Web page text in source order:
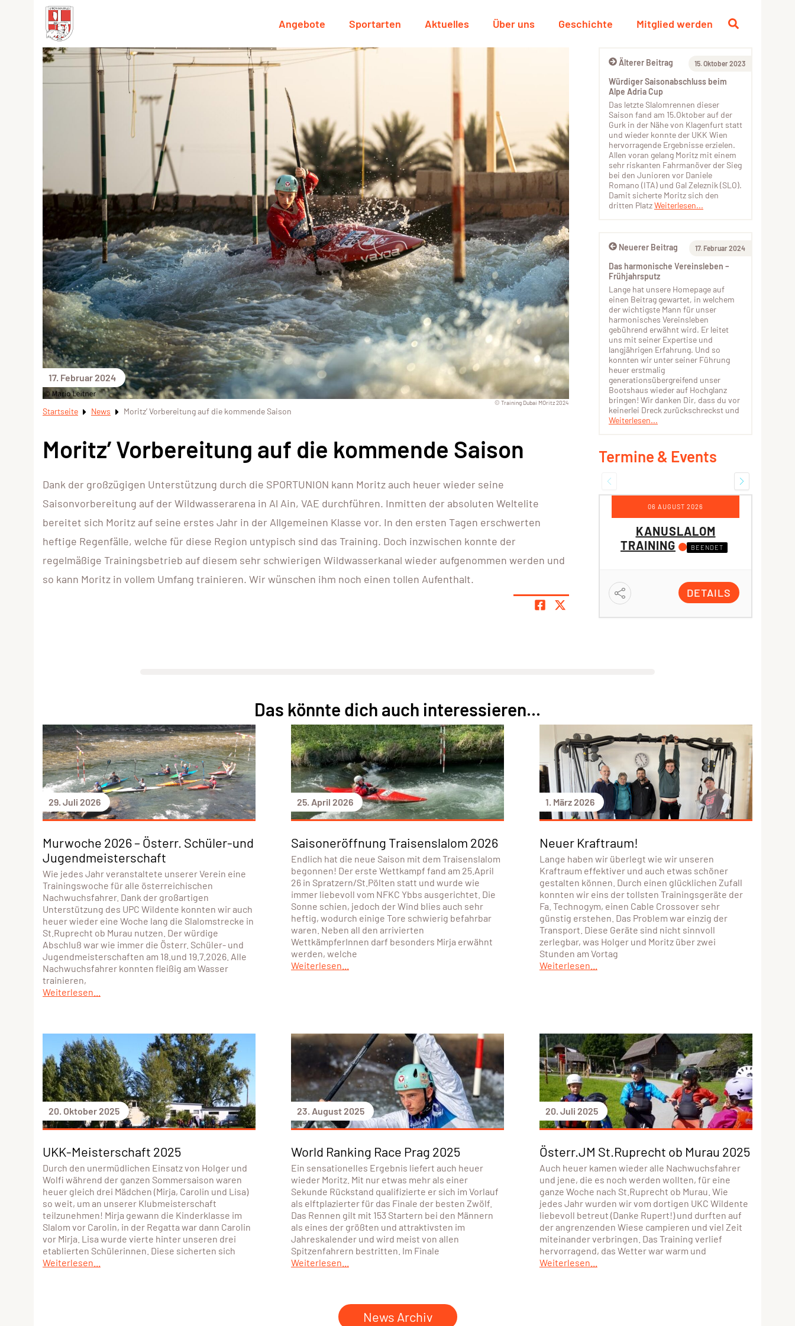
Angebote Sportarten Aktuelles Über uns Geschichte Mitglied werden
17. Februar 2024
© Training Dubai MOritz 2024
Startseite News Moritz’ Vorbereitung auf die kommende Saison
Moritz’ Vorbereitung auf die kommende Saison
Dank der großzügigen Unterstützung durch die SPORTUNION kann Moritz auch heuer wieder seine
Saisonvorbereitung auf der Wildwasserarena in Al Ain, VAE durchführen. Inmitten der absoluten Weltelite
bereitet sich Moritz auf seine erstes Jahr in der Allgemeinen Klasse vor. In den ersten Tagen erschwerten
heftige Regenfälle, welche für diese Region untypisch sind das Training. Doch inzwischen konnte der
regelmäßige Trainingsbetrieb auf diesem sehr schwierigen Wildwasserkanal wieder aufgenommen werden und
so kann Moritz in vollem Umfang trainieren. Wir wünschen ihm noch einen tollen Aufenthalt.
Älterer Beitrag 15. Oktober 2023
Würdiger Saisonabschluss beim
Alpe Adria Cup
Das letzte Slalomrennen dieser
Saison fand am 15.Oktober auf der
Gurk in der Nähe von Klagenfurt statt
und wieder konnte der UKK Wien
hervorragende Ergebnisse erzielen.
Allen voran gelang Moritz mit einem
sehr riskanten Fahrmanöver der Sieg
bei den Junioren vor Daniele
Romano (ITA) und Gal Zeleznik (SLO).
Damit sicherte Moritz sich den
dritten PlatzWeiterlesen...
Neuerer Beitrag 17. Februar 2024
Das harmonische Vereinsleben –
Frühjahrsputz
Lange hat unsere Homepage auf
einen Beitrag gewartet, in welchem
der wichtigste Mann für unser
harmonisches Vereinsleben
gebührend erwähnt wird. Er leitet
uns mit seiner Expertise und
langjährigen Erfahrung. Und so
konnten wir unter seiner Führung
heuer erstmalig
generationsübergreifend unser
Bootshaus wieder auf Hochglanz
bringen! Wir danken Dir, dass du vor
keinerlei Dreck zurückschreckst und
Weiterlesen...
Termine & Events
06 AUGUST 2026
KANUSLALOM
TRAINING
BEENDET
DETAILS
Das könnte dich auch interessieren...
29. Juli 2026
Murwoche 2026 – Österr. Schüler-und
Jugendmeisterschaft
Wie jedes Jahr veranstaltete unserer Verein eine
Trainingswoche für alle österreichischen
Nachwuchsfahrer. Dank der großartigen
Unterstützung des UPC Wildente konnten wir auch
heuer wieder eine Woche lang die Slalomstrecke in
St.Ruprecht ob Murau nutzen. Der würdige
Abschluß war wie immer die Österr. Schüler- und
Jugendmeisterschaften am 18.und 19.7.2026. Alle
Nachwuchsfahrer konnten fleißig am Wasser
trainieren,
Weiterlesen...
25. April 2026
Saisoneröffnung Traisenslalom 2026
Endlich hat die neue Saison mit dem Traisenslalom
begonnen! Der erste Wettkampf fand am 25.April
26 in Spratzern/St.Pölten statt und wurde wie
immer liebevoll vom NFKC Ybbs ausgerichtet. Die
Sonne schien, jedoch der Wind blies auch sehr
heftig, wodurch einige Tore schwierig befahrbar
waren. Neben all den arrivierten
WettkämpferInnen darf besonders Mirja erwähnt
werden, welche
Weiterlesen...
1. März 2026
Neuer Kraftraum!
Lange haben wir überlegt wie wir unseren
Kraftraum effektiver und auch etwas schöner
gestalten können. Durch einen glücklichen Zufall
konnten wir eins der tollsten Trainingsgeräte der
Fa. Technogym, einen Cable Crossover sehr
günstig erstehen. Das Problem war einzig der
Transport. Diese Geräte sind nicht sinnvoll
zerlegbar, was Holger und Moritz über zwei
Stunden am Vortag
Weiterlesen...
20. Oktober 2025
UKK-Meisterschaft 2025
Durch den unermüdlichen Einsatz von Holger und
Wolfi während der ganzen Sommersaison waren
heuer gleich drei Mädchen (Mirja, Carolin und Lisa)
so weit, um an unserer Klubmeisterschaft
teilzunehmen! Mirja gewann die Kinderklasse im
Slalom vor Carolin, in der Regatta war dann Carolin
vor Mirja. Lisa wurde vierte hinter unseren drei
etablierten Schülerinnen. Diese sicherten sich
Weiterlesen...
23. August 2025
World Ranking Race Prag 2025
Ein sensationelles Ergebnis liefert auch heuer
wieder Moritz. Mit nur etwas mehr als einer
Sekunde Rückstand qualifizierte er sich im Vorlauf
als elftplazierter für das Finale der besten Zwölf.
Das Rennen gilt mit 153 Startern bei den Männern
als eines der größten und attraktivsten im
Jahreskalender und wird meist von allen
Spitzenfahrern bestritten. Im Finale
Weiterlesen...
20. Juli 2025
Österr.JM St.Ruprecht ob Murau 2025
Auch heuer kamen wieder alle Nachwuchsfahrer
und jene, die es noch werden wollten, für eine
ganze Woche nach St.Ruprecht ob Murau. Wie
jedes Jahr wurden wir vom dortigen UKC Wildente
liebevoll betreut (Danke Rupert!) und durften auf
der angrenzenden Wiese campieren und viel Zeit
miteinander verbringen. Das Training verlief
hervorragend, das Wetter war warm und
Weiterlesen...
News Archiv